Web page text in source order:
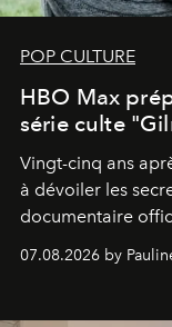
POP CULTURE
HBO Max
série culte
Vingt-cinq ans
à dévoiler les
documentaire
générationnel.
07.08.2026 by